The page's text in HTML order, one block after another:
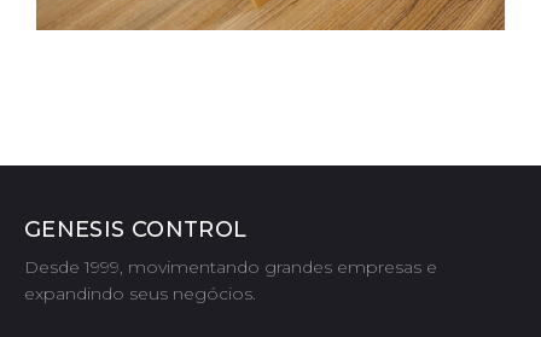
GENESIS CONTROL
Desde 1999, movimentando grandes empresas e
expandindo seus negócios.